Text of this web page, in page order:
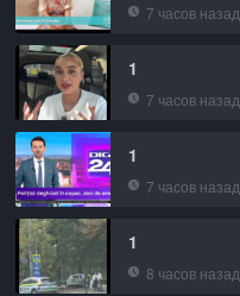
7 часов назад
1
7 часов назад
1
7 часов назад
1
8 часов назад